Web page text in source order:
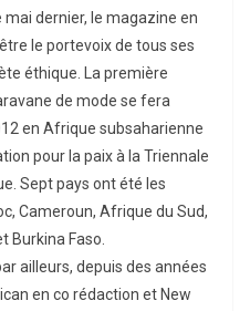
dernier, le magazine en
le portevoix de tous ses
éthique. La première
de mode se fera
en Afrique subsaharienne
pour la paix à la Triennale
Sept pays ont été les
Cameroun, Afrique du Sud,
Burkina Faso.
ailleurs, depuis des années
en co rédaction et New